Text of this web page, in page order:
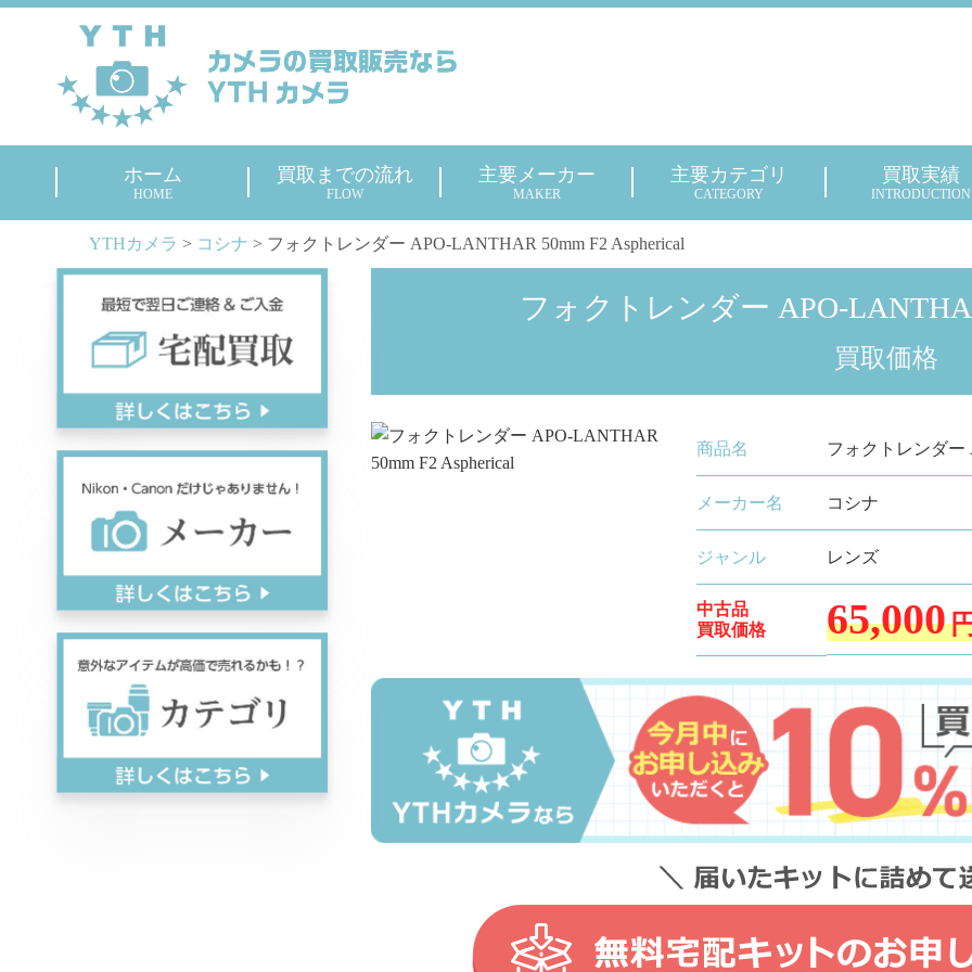
ホーム
HOME
買取までの流れ
FLOW
主要メーカー
MAKER
主要カテゴリ
CATEGORY
買取実績
INTRODUCTION
YTHカメラ > コシナ > フォクトレンダー APO-LANTHAR 50mm F2 Aspherical
フォクトレンダー APO-
買取価格
商品名 フォクトレンダー
メーカー名 コシナ
ジャンル レンズ
中古品
買取価格
65,000